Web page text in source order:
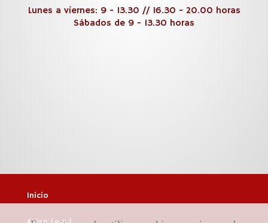
Lunes a viernes: 9 - 13.30 // 16.30 - 20.00 horas
Sábados de 9 - 13.30 horas
Inicio